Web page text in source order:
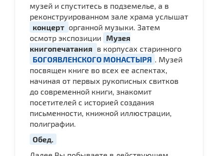
музей и спуститесь в подземелье, а в
реконструированном зале храма услышат
концерт органной музыки. Затем
осмотр экспозиции
Музея
книгопечатания в корпусах старинного
БОГОЯВЛЕНСКОГО МОНАСТЫРЯ
. Музей
посвящен книге во всех ее аспектах,
начиная от первых рукописных свитков
до современной книги, знакомит
посетителей с историей создания
письменности, книжной иллюстрации,
полиграфии.
Обед.